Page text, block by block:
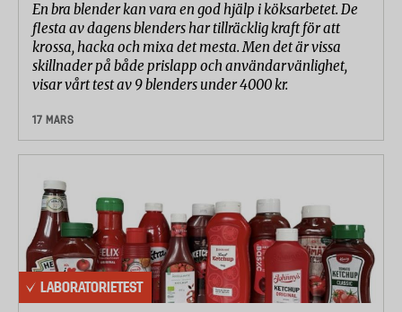
En bra blender kan vara en god hjälp i köksarbetet. De
flesta av dagens blenders har tillräcklig kraft för att
krossa, hacka och mixa det mesta. Men det är vissa
skillnader på både prislapp och användarvänlighet,
visar vårt test av 9 blenders under 4000 kr.
17 MARS
LABORATORIETEST